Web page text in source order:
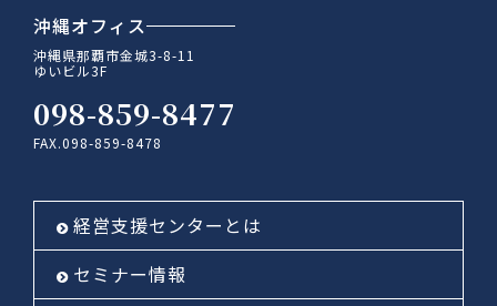
沖縄オフィス
沖縄県那覇市金城3-8-11
ゆいビル3F
098-859-8477
FAX.098-859-8478
経営支援センターとは
セミナー情報